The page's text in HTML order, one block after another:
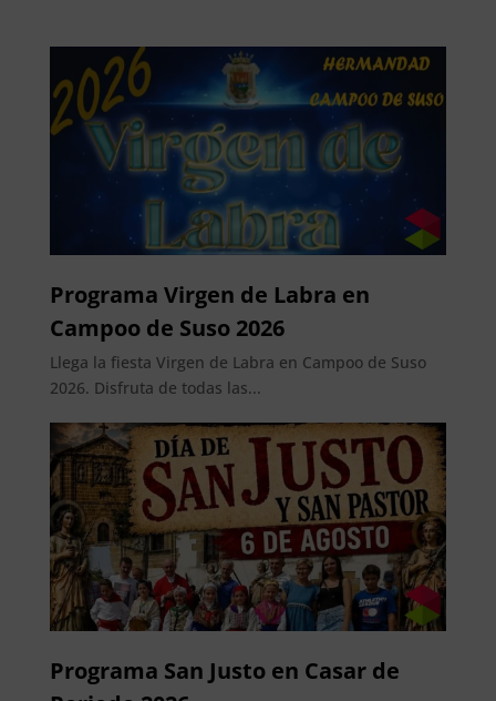
Programa Virgen de Labra en
Campoo de Suso 2026
Llega la fiesta Virgen de Labra en Campoo de Suso
2026. Disfruta de todas las...
Programa San Justo en Casar de